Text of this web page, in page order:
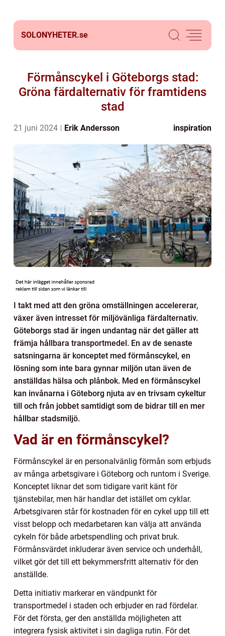
SOLONYHETER.se
Förmånscykel i Göteborgs stad:
Gröna färdalternativ för framtidens
stad
21 juni 2024 Erik Andersson inspiration
I takt med att den gröna omställningen accelererar,
växer även intresset för miljövänliga färdalternativ.
Göteborgs stad är ingen undantag när det gäller att
främja hållbara transportmedel. En av de senaste
satsningarna är konceptet med förmånscykel, en
lösning som inte bara gynnar miljön utan även de
anställdas hälsa och plånbok. Med en förmånscykel
kan invånarna i Göteborg njuta av en trivsam cykeltur
till och från jobbet samtidigt som de bidrar till en mer
hållbar stadsmiljö.
Vad är en förmånscykel?
Förmånscykel är en personalvänlig förmån som erbjuds
av många arbetsgivare i Göteborg och runtom i Sverige.
Konceptet liknar det som tidigare varit känt för
tjänstebilar, men här handlar det istället om cyklar.
Arbetsgivaren står för kostnaden för en cykel upp till ett
visst belopp och medarbetaren kan välja att använda
cykeln för både arbetspendling och privat bruk.
Förmånsvärdet inkluderar även service och underhåll,
vilket gör det till ett bekymmersfritt alternativ för den
anställde.
Detta initiativ markerar en vändpunkt för
transportmedel i staden och erbjuder en rad fördelar.
För det första, ger den anställda möjligheten att
integrera fysisk aktivitet i sin dagliga rutin. För det